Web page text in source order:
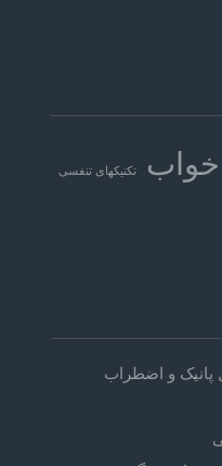
خواب تکنیکهای تنفسی
پانیک و اضطراب